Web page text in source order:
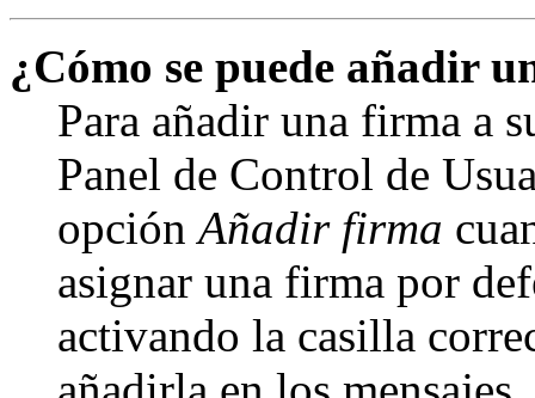
¿Cómo se puede añadir
Para añadir una firma a
Panel de Control de
opciónAñadir firma
asignar una firma por
activando la casilla